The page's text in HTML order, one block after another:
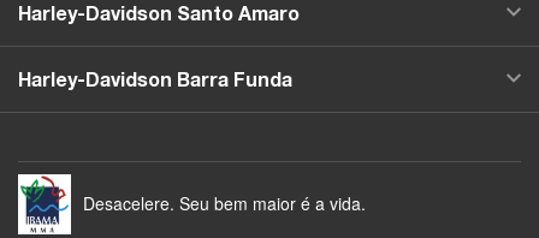
Harley-Davidson Santo Amaro
Harley-Davidson Barra Funda
Desacelere. Seu bem maior é a vida.